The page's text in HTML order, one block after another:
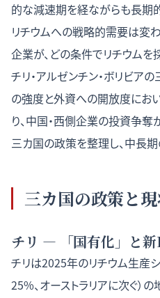
的な減速期を経ながらも長期
リチウムへの戦略的需要は変
企業が、どの条件でリチウムを
チリ・アルゼンチン・ボリビア
の強度と外資への開放度にお
り、中国・西側企業の投資争
三カ国の政策を整理し、中長
三カ国の政策と
チリ — 「国有化」と
チリは2025年のリチウム生産
25%、オーストラリアに次ぐ）